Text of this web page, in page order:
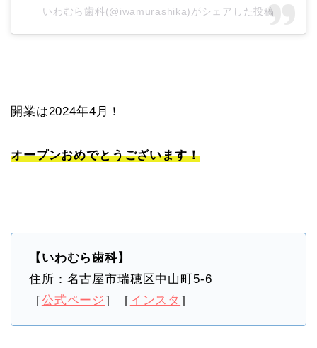
いわむら歯科(@iwamurashika)がシェアした投稿
開業は2024年4月！
オープンおめでとうございます！
【いわむら歯科】
住所：名古屋市瑞穂区中山町5-6
［公式ページ ］［ インスタ ］